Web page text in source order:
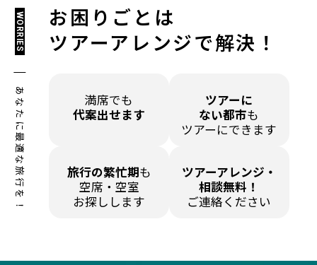
お困りごとは
ツアーアレンジで解決！
WORRIES
あなたに最適な旅行を！
満席でも
代案出せます
ツアーに
ない都市も
ツアーにできます
旅行の繁忙期 も
空席・空室
お探しします
ツアーアレンジ・
相談無料！
ご連絡ください